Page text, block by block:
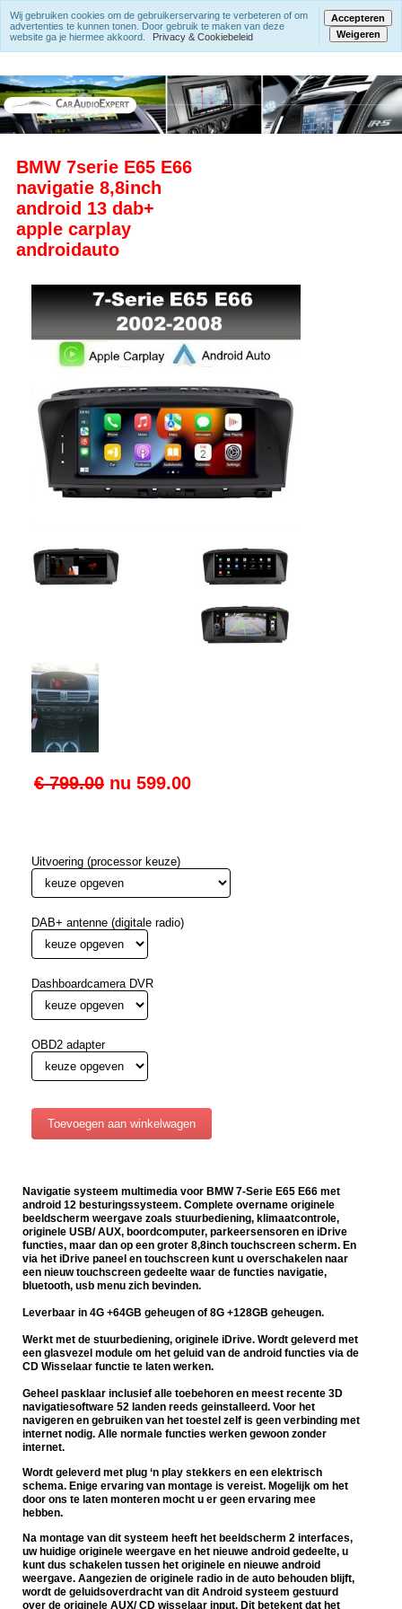
BMW 7serie E65 E66
navigatie 8,8inch
android 13 dab+
apple carplay
androidauto
€ 799.00 nu 599.00
Uitvoering (processor keuze)
DAB+ antenne (digitale radio)
Dashboardcamera DVR
OBD2 adapter
Navigatie systeem multimedia voor BMW 7-Serie E65 E66 met
android 12 besturingssysteem. Complete overname originele
beeldscherm weergave zoals stuurbediening, klimaatcontrole,
originele USB/ AUX, boordcomputer, parkeersensoren en iDrive
functies, maar dan op een groter 8,8inch touchscreen scherm. En
via het iDrive paneel en touchscreen kunt u overschakelen naar
een nieuw touchscreen gedeelte waar de functies navigatie,
bluetooth, usb menu zich bevinden.
Leverbaar in 4G +64GB geheugen of 8G +128GB geheugen.
Werkt met de stuurbediening, originele iDrive. Wordt geleverd met
een glasvezel module om het geluid van de android functies via de
CD Wisselaar functie te laten werken.
Geheel pasklaar inclusief alle toebehoren en meest recente 3D
navigatiesoftware 52 landen reeds geinstalleerd. Voor het
navigeren en gebruiken van het toestel zelf is geen verbinding met
internet nodig. Alle normale functies werken gewoon zonder
internet.
Wordt geleverd met plug ‘n play stekkers en een elektrisch
schema. Enige ervaring van montage is vereist. Mogelijk om het
door ons te laten monteren mocht u er geen ervaring mee
hebben.
Na montage van dit systeem heeft het beeldscherm 2 interfaces,
uw huidige originele weergave en het nieuwe android gedeelte, u
kunt dus schakelen tussen het originele en nieuwe android
weergave. Aangezien de originele radio in de auto behouden blijft,
wordt de geluidsoverdracht van dit Android systeem gestuurd
over de originele AUX/ CD wisselaar input. Dit betekent dat het
Wij gebruiken cookies om de gebruikerservaring te verbeteren of om
advertenties te kunnen tonen. Door gebruik te maken van deze
website ga je hiermee akkoord.
Privacy & Cookiebeleid
Accepteren
Weigeren